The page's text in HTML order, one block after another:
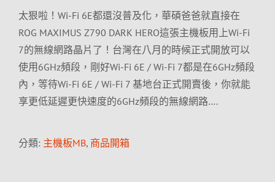
太狠啦！Wi-Fi 6E都還沒普及化，華碩爸爸就直接在
ROG MAXIMUS Z790 DARK HERO這張主機板用上Wi-Fi
7的無線網路晶片了！台灣在八月的時候正式開放可以
使用6GHz頻段，剛好Wi-Fi 6E / Wi-Fi 7都是在6GHz頻段
內，等待Wi-Fi 6E / Wi-Fi 7 基地台正式開賣後，你就能
享更低延遲更快速度的6GHz頻段的無線網路….
分類: 主機板MB, 商品開箱